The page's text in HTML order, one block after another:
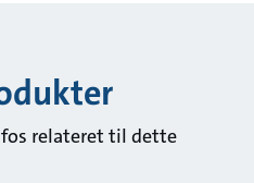
relateret til dette